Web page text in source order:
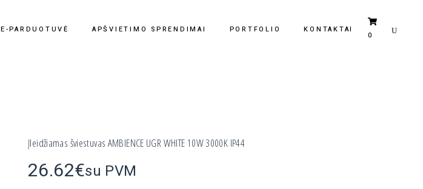
E-PARDUOTUVĖ APŠVIETIMO SPRENDIMAI PORTFOLIO KONTAKTAI
0
Įleidžiamas šviestuvas AMBIENCE UGR WHITE 10W 3000K IP44
26.62€su PVM